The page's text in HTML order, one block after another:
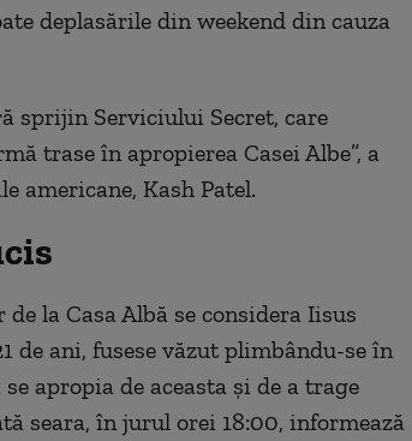
deplasările din weekend din cauza
sprijin Serviciului Secret, care
trase în apropierea Casei Albe”, a
americane, Kash Patel.
la Casa Albă se considera Iisus
de ani, fusese văzut plimbându-se în
apropia de aceasta şi de a trage
seara, în jurul orei 18:00, informează